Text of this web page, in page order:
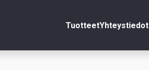
TuotteetYhteystiedot